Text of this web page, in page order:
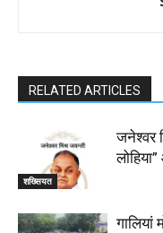
RELATED ARTICLES
शख्सियत
जनेश्वर
गालियां